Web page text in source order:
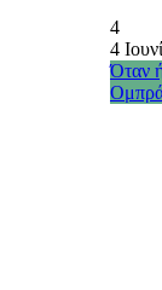
4
4
Όταν